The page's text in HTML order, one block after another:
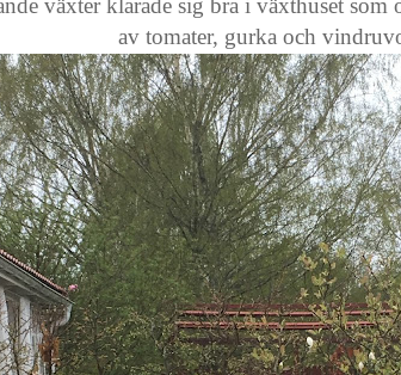
växter klarade sig bra i växthuset som
av tomater, gurka och